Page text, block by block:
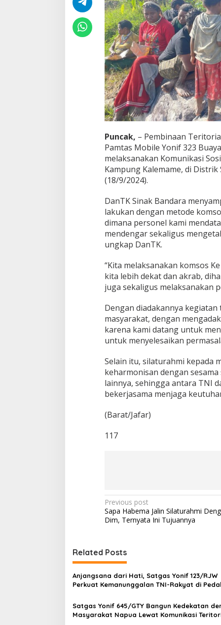
a
k
a
t
P
e
d
a
a
m
a
n
p
u
a
,
I
A
l
a
s
a
n
y
a
Puncak, – Pembinaan
Pamtas Mobile Yonif 323
melaksanakan Komunikasi
Kampung Kalemame, di
(18/9/2024).
DanTK Sinak Bandara
lakukan dengan metode
dimana personel kami
mendengar sekaligus
ungkap DanTK.
“Kita melaksanakan komsos
kita lebih dekat dan akrab,
juga sekaligus melaksanakan
Dengan diadakannya
masyarakat, dengan
karena kami datang untuk
untuk menyelesaikan
Selain itu, silaturahmi kepada
keharmonisan dengan
lainnya, sehingga antara TNI
bekerjasama menjaga
(Barat/Jafar)
117
P
o
t
n
a
v
i
g
Previous post
Sapa Habema Jalin Silaturahmi
Dim, Ternyata Ini Tujuannya
Related Posts
Anjangsana dari Hati, Satgas Yonif 123/RJW
Perkuat Kemanunggalan TNI-Rakyat di
Satgas Yonif 645/GTY Bangun Kedekatan
Masyarakat Napua Lewat Komunikasi